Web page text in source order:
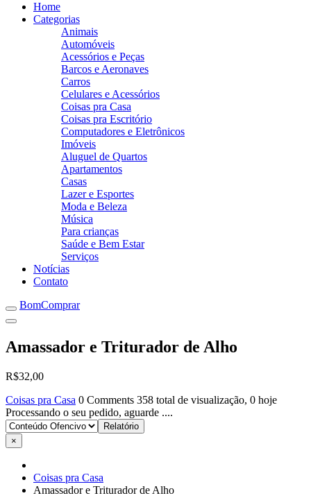
Home
Categorias
Animais
Automóveis
Acessórios e Peças
Barcos e Aeronaves
Carros
Celulares e Acessórios
Coisas pra Casa
Coisas pra Escritório
Computadores e Eletrônicos
Imóveis
Aluguel de Quartos
Apartamentos
Casas
Lazer e Esportes
Moda e Beleza
Música
Para crianças
Saúde e Bem Estar
Serviços
Notícias
Contato
BomComprar
Amassador e Triturador de Alho
R$32,00
Coisas pra Casa 0 Comments 358 total de visualização, 0 hoje
Processando o seu pedido, aguarde ....
×
Coisas pra Casa
Amassador e Triturador de Alho